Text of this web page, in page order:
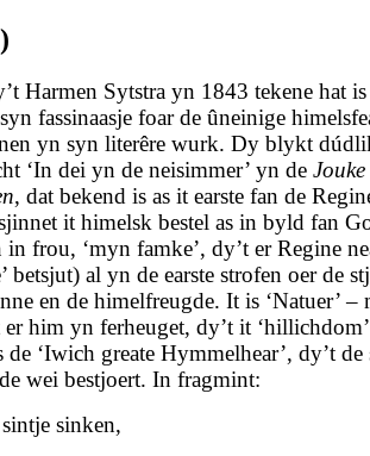
Harmen Sytstra yn 1843 tekene hat is
fassinaasje foar de ûneinige
yn syn literêre wurk. Dy blykt
‘In dei yn de neisimmer’ yn de Jouke
, dat bekend is as it earste fan de
it himelsk bestel as in byld fan
frou, ‘myn famke’, dy’t er Regine
betsjut) al yn de earste strofen oer de
en de himelfreugde. It is ‘Natuer’ –
er him yn ferheuget, dy’t it ‘hillichdom’
‘Iwich greate Hymmelhear’, dy’t de
wei bestjoert. In fragmint:
sinken,